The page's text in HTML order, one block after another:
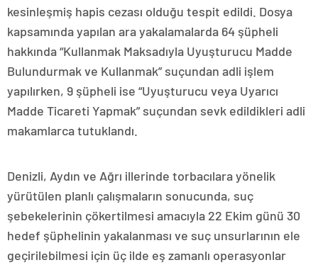
kesinleşmiş hapis cezası olduğu tespit edildi. Dosya
kapsamında yapılan ara yakalamalarda 64 şüpheli
hakkında “Kullanmak Maksadıyla Uyuşturucu Madde
Bulundurmak ve Kullanmak” suçundan adli işlem
yapılırken, 9 şüpheli ise “Uyuşturucu veya Uyarıcı
Madde Ticareti Yapmak” suçundan sevk edildikleri adli
makamlarca tutuklandı.
Denizli, Aydın ve Ağrı illerinde torbacılara yönelik
yürütülen planlı çalışmaların sonucunda, suç
şebekelerinin çökertilmesi amacıyla 22 Ekim günü 30
hedef şüphelinin yakalanması ve suç unsurlarının ele
geçirilebilmesi için üç ilde eş zamanlı operasyonlar